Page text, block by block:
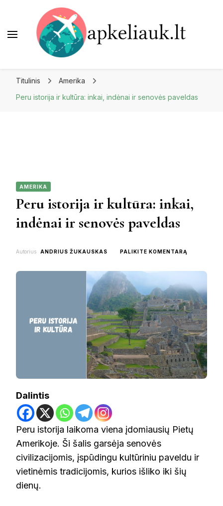
Titulinis
Amerika
Peru istorija ir kultūra: inkai, indėnai ir senovės paveldas
AMERIKA
Peru istorija ir kultūra: inkai,
indėnai ir senovės paveldas
Autorius ANDRIUS ŽUKAUSKAS PALIKITE KOMENTARĄ
KULTŪRA:
INKAI,
INDĖNAI
IR
SENOVĖS
PAVELDAS
Dalintis
Peru istorija laikoma viena įdomiausių Pietų
Amerikoje. Ši šalis garsėja senovės
civilizacijomis, įspūdingu kultūriniu paveldu ir
vietinėmis tradicijomis, kurios išliko iki šių
dienų.